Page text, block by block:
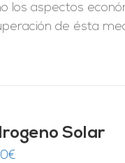
los aspectos
de ésta
Solar
€